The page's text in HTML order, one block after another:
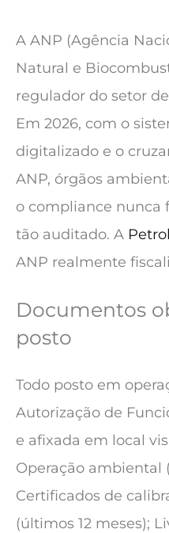
A ANP (Agência
Natural e
regulador do setor
Em 2026, com o
digitalizado e o
ANP, órgãos
o compliance
tão auditado. A
ANP realmente
Documentos
posto
Todo posto em
Autorização de
e afixada em local
Operação ambiental
Certificados de
(últimos 12 meses);